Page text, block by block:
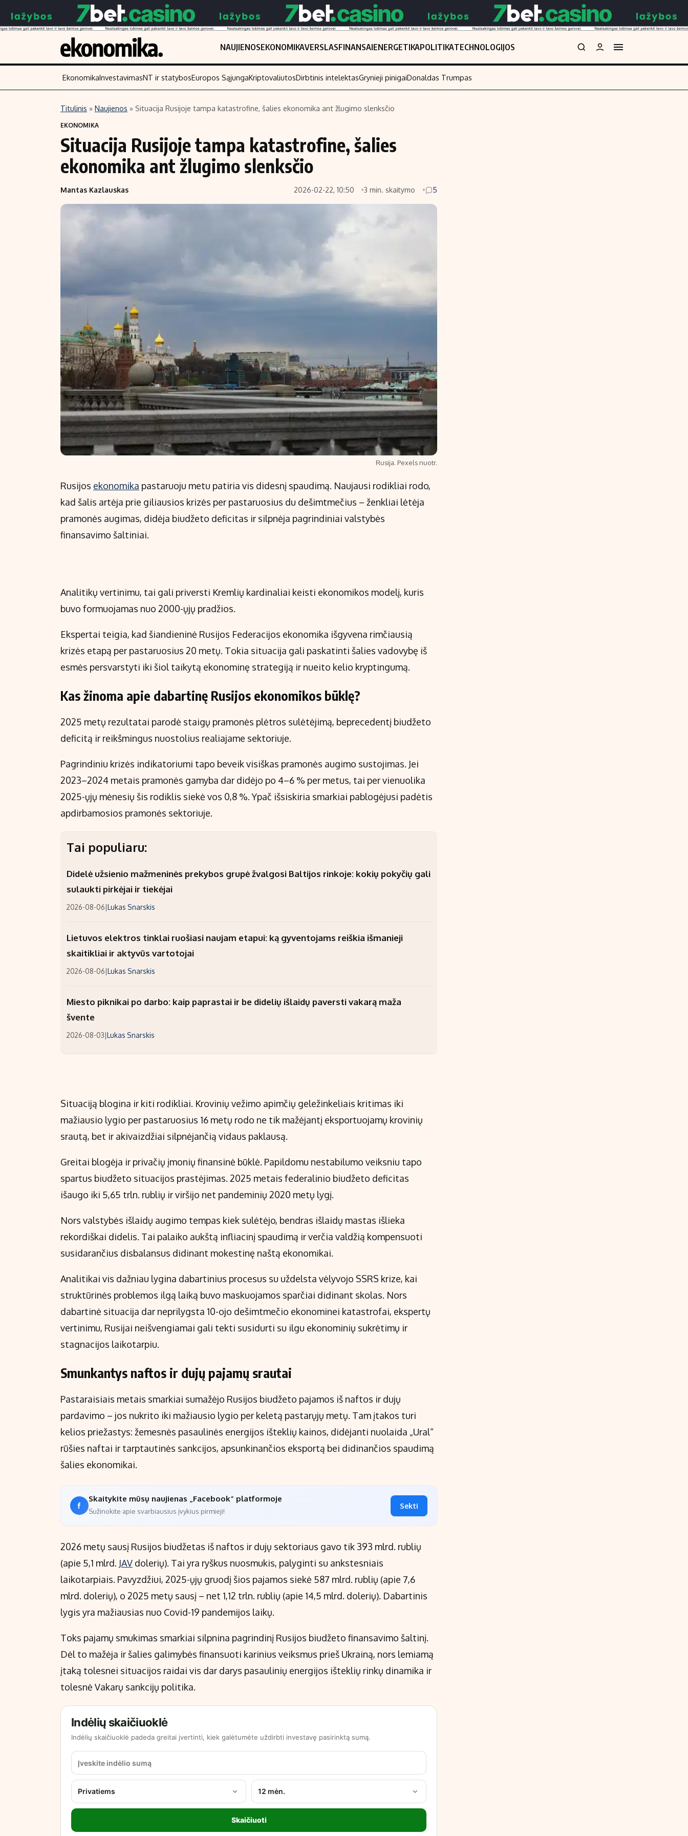
NAUJIENOSEKONOMIKAVERSLASFINANSAIENERGETIKAPOLITIKATECHNOLOGIJOS
Turinys
Naujienos
Aplinka
Verslas
Energetika
Ekonomika
NT ir statybos
Finansai
Įmonės
Žemės ūkis
Investavimas
Akcijų rinka
Saulės elektrinės
Kriptovaliutos
Būsto finansai
Įdomios naujienos
EkonomikaInvestavimasNT ir statybosEuropos SąjungaKriptovaliutosDirbtinis intelektasGrynieji pinigaiDonaldas Trumpas
Titulinis » Naujienos » Situacija Rusijoje tampa katastrofine, šalies ekonomika ant žlugimo slenksčio
EKONOMIKA
Situacija Rusijoje tampa katastrofine, šalies
ekonomika ant žlugimo slenksčio
Mantas Kazlauskas 2026-02-22, 10:50 3 min. skaitymo 5
Rusija. Pexels nuotr.
Rusijos ekonomika pastaruoju metu patiria vis didesnį spaudimą. Naujausi rodikliai rodo,
kad šalis artėja prie giliausios krizės per pastaruosius du dešimtmečius – ženkliai lėtėja
pramonės augimas, didėja biudžeto deficitas ir silpnėja pagrindiniai valstybės
finansavimo šaltiniai.
Analitikų vertinimu, tai gali priversti Kremlių kardinaliai keisti ekonomikos modelį, kuris
buvo formuojamas nuo 2000-ųjų pradžios.
Ekspertai teigia, kad šiandieninė Rusijos Federacijos ekonomika išgyvena rimčiausią
krizės etapą per pastaruosius 20 metų. Tokia situacija gali paskatinti šalies vadovybę iš
esmės persvarstyti iki šiol taikytą ekonominę strategiją ir nueito kelio kryptingumą.
Kas žinoma apie dabartinę Rusijos ekonomikos būklę?
2025 metų rezultatai parodė staigų pramonės plėtros sulėtėjimą, beprecedentį biudžeto
deficitą ir reikšmingus nuostolius realiajame sektoriuje.
Pagrindiniu krizės indikatoriumi tapo beveik visiškas pramonės augimo sustojimas. Jei
2023–2024 metais pramonės gamyba dar didėjo po 4–6 % per metus, tai per vienuolika
2025-ųjų mėnesių šis rodiklis siekė vos 0,8 %. Ypač išsiskiria smarkiai pablogėjusi padėtis
apdirbamosios pramonės sektoriuje.
Tai populiaru:
Didelė užsienio mažmeninės prekybos grupė žvalgosi Baltijos rinkoje: kokių pokyčių gali
sulaukti pirkėjai ir tiekėjai
2026-08-06|Lukas Snarskis
Lietuvos elektros tinklai ruošiasi naujam etapui: ką gyventojams reiškia išmanieji
skaitikliai ir aktyvūs vartotojai
2026-08-06|Lukas Snarskis
Miesto piknikai po darbo: kaip paprastai ir be didelių išlaidų paversti vakarą maža
švente
2026-08-03|Lukas Snarskis
Situaciją blogina ir kiti rodikliai. Krovinių vežimo apimčių geležinkeliais kritimas iki
mažiausio lygio per pastaruosius 16 metų rodo ne tik mažėjantį eksportuojamų krovinių
srautą, bet ir akivaizdžiai silpnėjančią vidaus paklausą.
Greitai blogėja ir privačių įmonių finansinė būklė. Papildomu nestabilumo veiksniu tapo
spartus biudžeto situacijos prastėjimas. 2025 metais federalinio biudžeto deficitas
išaugo iki 5,65 trln. rublių ir viršijo net pandeminių 2020 metų lygį.
Nors valstybės išlaidų augimo tempas kiek sulėtėjo, bendras išlaidų mastas išlieka
rekordiškai didelis. Tai palaiko aukštą infliacinį spaudimą ir verčia valdžią kompensuoti
susidarančius disbalansus didinant mokestinę naštą ekonomikai.
Analitikai vis dažniau lygina dabartinius procesus su uždelsta vėlyvojo SSRS krize, kai
struktūrinės problemos ilgą laiką buvo maskuojamos sparčiai didinant skolas. Nors
dabartinė situacija dar neprilygsta 10-ojo dešimtmečio ekonominei katastrofai, ekspertų
vertinimu, Rusijai neišvengiamai gali tekti susidurti su ilgu ekonominių sukrėtimų ir
stagnacijos laikotarpiu.
Smunkantys naftos ir dujų pajamų srautai
Pastaraisiais metais smarkiai sumažėjo Rusijos biudžeto pajamos iš naftos ir dujų
pardavimo – jos nukrito iki mažiausio lygio per keletą pastarųjų metų. Tam įtakos turi
kelios priežastys: žemesnės pasaulinės energijos išteklių kainos, didėjanti nuolaida „Ural“
rūšies naftai ir tarptautinės sankcijos, apsunkinančios eksportą bei didinančios spaudimą
šalies ekonomikai.
Skaitykite mūsų naujienas „Facebook“ platformoje
Sužinokite apie svarbiausius įvykius pirmieji!
Sekti
2026 metų sausį Rusijos biudžetas iš naftos ir dujų sektoriaus gavo tik 393 mlrd. rublių
(apie 5,1 mlrd. JAV dolerių). Tai yra ryškus nuosmukis, palyginti su ankstesniais
laikotarpiais. Pavyzdžiui, 2025-ųjų gruodį šios pajamos siekė 587 mlrd. rublių (apie 7,6
mlrd. dolerių), o 2025 metų sausį – net 1,12 trln. rublių (apie 14,5 mlrd. dolerių). Dabartinis
lygis yra mažiausias nuo Covid-19 pandemijos laikų.
Toks pajamų smukimas smarkiai silpnina pagrindinį Rusijos biudžeto finansavimo šaltinį.
Dėl to mažėja ir šalies galimybės finansuoti karinius veiksmus prieš Ukrainą, nors lemiamą
įtaką tolesnei situacijos raidai vis dar darys pasaulinių energijos išteklių rinkų dinamika ir
tolesnė Vakarų sankcijų politika.